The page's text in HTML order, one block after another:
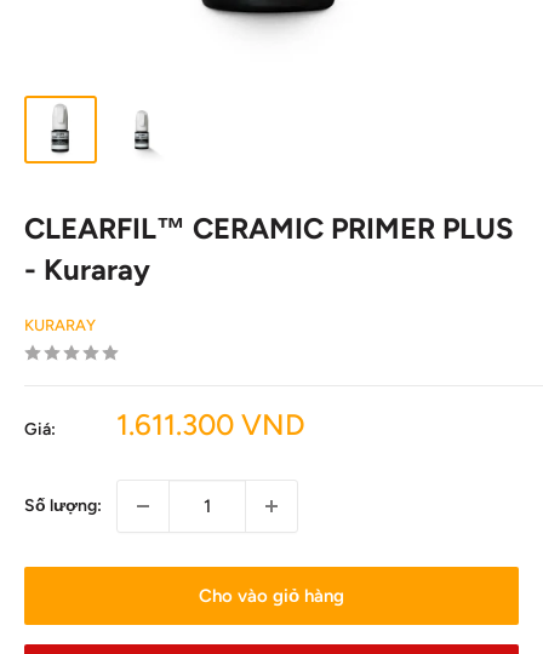
CLEARFIL™ CERAMIC PRIMER PLUS
- Kuraray
KURARAY
Giá:
Giá
1.611.300 VND
Số lượng:
Cho vào giỏ hàng